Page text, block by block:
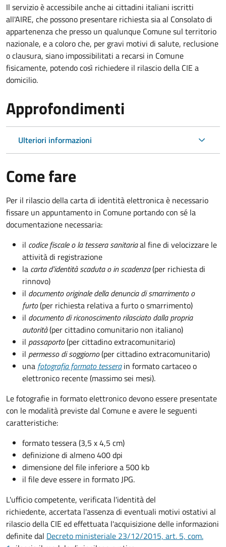
Il servizio è accessibile anche ai cittadini italiani iscritti
all'AIRE, che possono presentare richiesta sia al Consolato di
appartenenza che presso un qualunque Comune sul territorio
nazionale, e a coloro che, per gravi motivi di salute, reclusione
o clausura, siano impossibilitati a recarsi in Comune
fisicamente, potendo così richiedere il rilascio della CIE a
domicilio.
Approfondimenti
Ulteriori informazioni
Come fare
Per il rilascio della carta di identità elettronica è necessario
fissare un appuntamento in Comune portando con sé la
documentazione necessaria:
il codice fiscale o la tessera sanitariaal fine di velocizzare le
attività di registrazione
la carta d'identità scaduta o in scadenza(per richiesta di
rinnovo)
il documento originale della denuncia di smarrimento o
furto(per richiesta relativa a furto o smarrimento)
il documento di riconoscimento rilasciato dalla propria
autorità(per cittadino comunitario non italiano)
il passaporto(per cittadino extracomunitario)
il permesso di soggiorno(per cittadino extracomunitario)
una fotografia formato tessera in formato cartaceo o
elettronico recente (massimo sei mesi).
Le fotografie in formato elettronico devono essere presentate
con le modalità previste dal Comune e avere le seguenti
caratteristiche:
formato tessera (3,5 x 4,5 cm)
definizione di almeno 400 dpi
dimensione del file inferiore a 500 kb
il file deve essere in formato JPG.
L'ufficio competente, verificata l'identità del
richiedente, accertata l'assenza di eventuali motivi ostativi al
rilascio della CIE ed effettuata l'acquisizione delle informazioni
definite dal Decreto ministeriale 23/12/2015, art. 5, com.